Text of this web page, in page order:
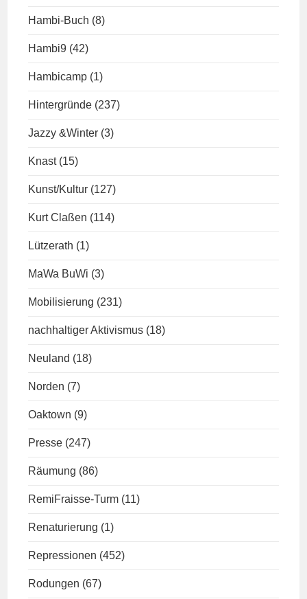
Hambi-Buch (8)
Hambi9 (42)
Hambicamp (1)
Hintergründe (237)
Jazzy &Winter (3)
Knast (15)
Kunst/Kultur (127)
Kurt Claßen (114)
Lützerath (1)
MaWa BuWi (3)
Mobilisierung (231)
nachhaltiger Aktivismus (18)
Neuland (18)
Norden (7)
Oaktown (9)
Presse (247)
Räumung (86)
RemiFraisse-Turm (11)
Renaturierung (1)
Repressionen (452)
Rodungen (67)